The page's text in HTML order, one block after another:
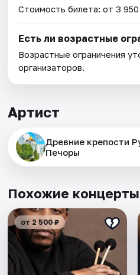
Стоимость билета: от 3
Есть ли возрастные
Возрастные ограничения
организаторов.
Артист
Древние крепости
Печоры
Похожие концерты
от 2 500 ₽